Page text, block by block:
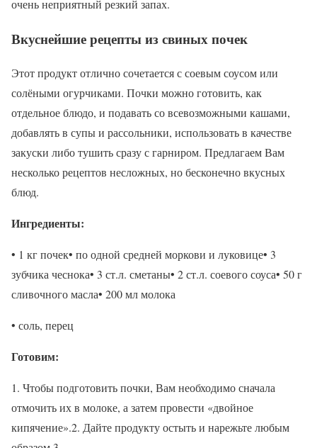
очень неприятный резкий запах.
Вкуснейшие рецепты из свиных почек
Этот продукт отлично сочетается с соевым соусом или
солёными огурчиками. Почки можно готовить, как
отдельное блюдо, и подавать со всевозможными кашами,
добавлять в супы и рассольники, использовать в качестве
закуски либо тушить сразу с гарниром. Предлагаем Вам
несколько рецептов несложных, но бесконечно вкусных
блюд.
Ингредиенты:
• 1 кг почек• по одной средней моркови и луковице• 3
зубчика чеснока• 3 ст.л. сметаны• 2 ст.л. соевого соуса• 50 г
сливочного масла• 200 мл молока
• соль, перец
Готовим:
1. Чтобы подготовить почки, Вам необходимо сначала
отмочить их в молоке, а затем провести «двойное
кипячение».2. Дайте продукту остыть и нарежьте любым